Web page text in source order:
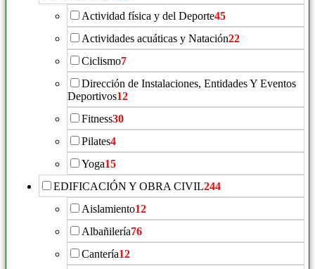
Actividad física y del Deporte45
Actividades acuáticas y Natación22
Ciclismo7
Dirección de Instalaciones, Entidades Y Eventos
Deportivos12
Fitness30
Pilates4
Yoga15
EDIFICACIÓN Y OBRA CIVIL244
Aislamiento12
Albañilería76
Cantería12